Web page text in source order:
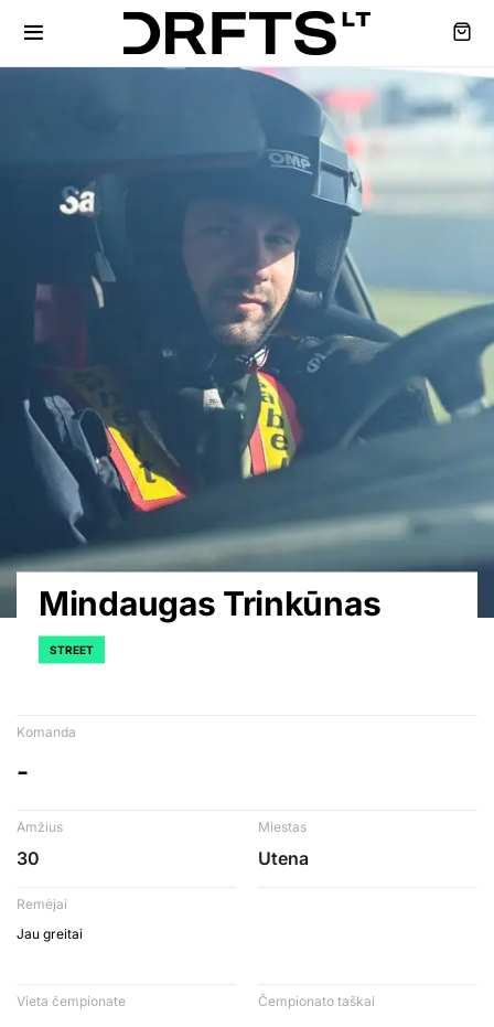
Mindaugas Trinkūnas
STREET
Komanda
-
Amžius
30
Miestas
Utena
Remėjai
Jau greitai
Vieta čempionate Čempionato taškai